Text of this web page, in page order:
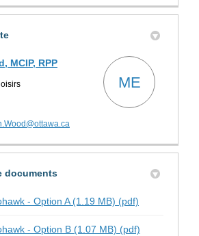
MCIP, RPP
ME
documents
- Option A (1.19 MB) (pdf)
- Option B (1.07 MB) (pdf)